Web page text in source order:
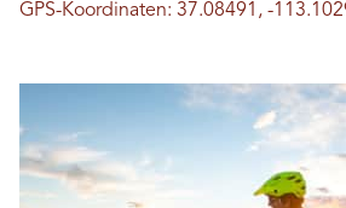
GPS-Koordinaten: 37.08491, -